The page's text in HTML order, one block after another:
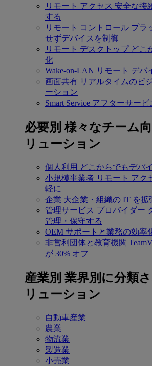
リモート アクセス 安全な接
する
リモート コントロール プラ
せずデバイスを制御
リモート デスクトップ どこ
化
Wake-on-LAN リモート デバ
画面共有 リアルタイムのビ
ーション
Smart Service アフターサー
必要別 様々なチーム
リューション
個人利用 どこからでもデバ
小規模事業者 リモート アク
軽に
企業 大企業・組織の IT を拡
管理サービス プロバイダー
管理・保守する
OEM サポートと業務の効率
非営利団体と教育機関
が 30% オフ
産業別 業界別に分類
リューション
自動車産業
農業
物流業
製造業
小売業